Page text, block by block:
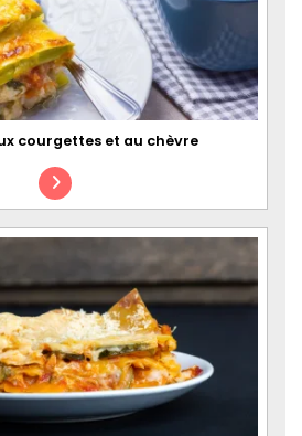
courgettes et au chèvre